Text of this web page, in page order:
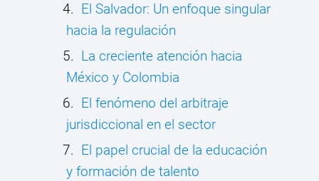
El Salvador: Un enfoque singular
hacia la regulación
La creciente atención hacia
México y Colombia
El fenómeno del arbitraje
jurisdiccional en el sector
El papel crucial de la educación
y formación de talento